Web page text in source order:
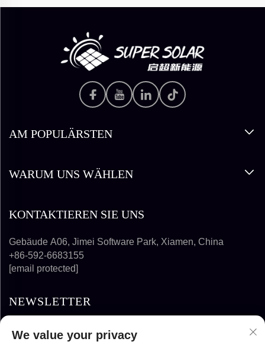
AM POPULÄRSTEN
WARUM UNS WÄHLEN
KONTAKTIEREN SIE UNS
Gebäude A06, Jimei Software Park, Xiamen, China
+86-592-6683155
[email protected]
NEWSLETTER
We value your privacy